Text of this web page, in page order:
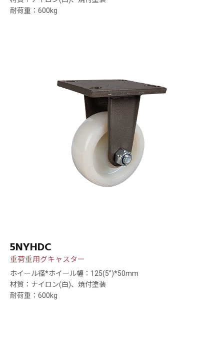
耐荷重：600kg
5NYHDC
重荷重用グキャスター
ホイール径*ホイール幅：125(5”)*50mm
材質：ナイロン(白)、焼付塗装
耐荷重：600kg